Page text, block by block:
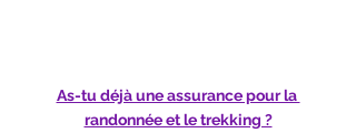
As-tu déjà une assurance pour la
randonnée et le trekking ?